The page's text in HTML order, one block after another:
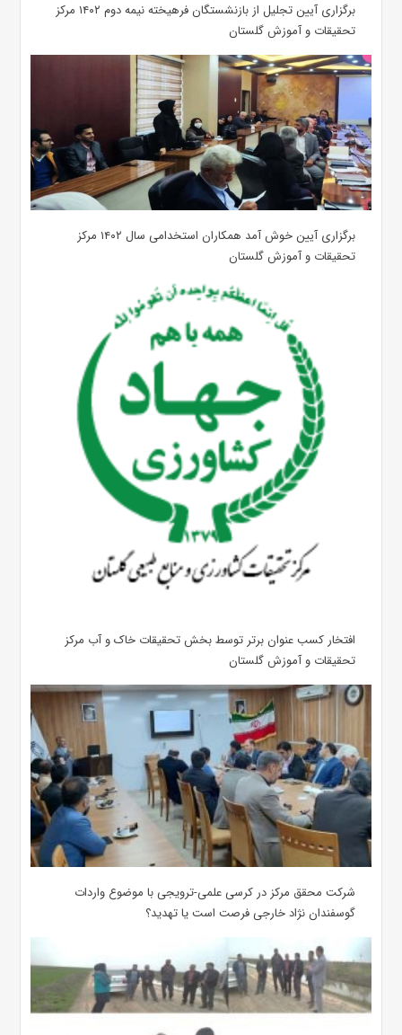
برگزاری آیین تجلیل از بازنشستگان فرهیخته نیمه دوم ۱۴۰۲ مرکز
تحقیقات و آموزش گلستان
برگزاری آیین خوش آمد همکاران استخدامی سال ۱۴۰۲ مرکز
تحقیقات و آموزش گلستان
افتخار کسب عنوان برتر توسط بخش تحقیقات خاک و آب مرکز
تحقیقات و آموزش گلستان
شرکت محقق مرکز در کرسی علمی-ترویجی با موضوع واردات
گوسفندان نژاد خارجی فرصت است یا تهدید؟